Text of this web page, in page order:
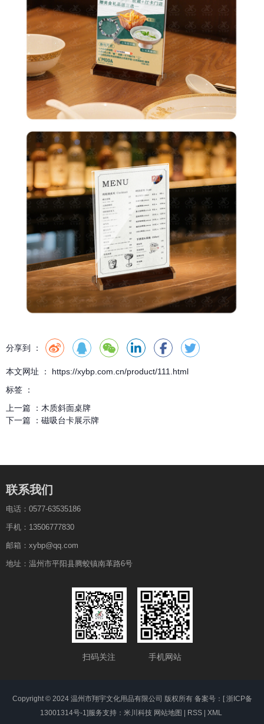
分享到 ：
本文网址 ： https://xybp.com.cn/product/111.html
标签 ：
上一篇 ： 木质斜面桌牌
下一篇 ： 磁吸台卡展示牌
联系我们
电话：0577-63535186
手机：13506777830
邮箱：xybp@qq.com
地址：温州市平阳县腾蛟镇南革路6号
扫码关注 手机网站
Copyright © 2024 温州市翔宇文化用品有限公司 版权所有 备案号：[浙ICP备
13001314号-1]服务支持：米川科技 网站地图 | RSS | XML